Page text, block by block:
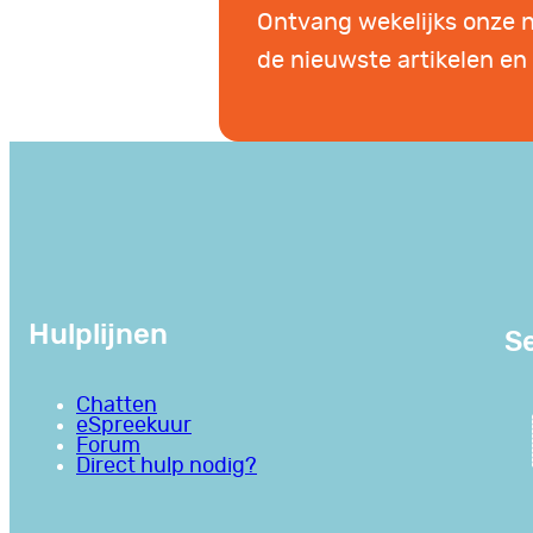
Ontvang wekelijks onze
de nieuwste artikelen en
Hulplijnen
Chatten
eSpreekuur
Forum
Direct hulp nodig?